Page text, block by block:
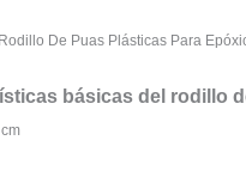
De Puas Plásticas Para
básicas del rodillo